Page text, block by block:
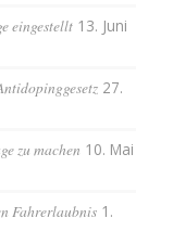
eingestellt 13. Juni
27.
zu machen 10. Mai
Fahrerlaubnis 1.